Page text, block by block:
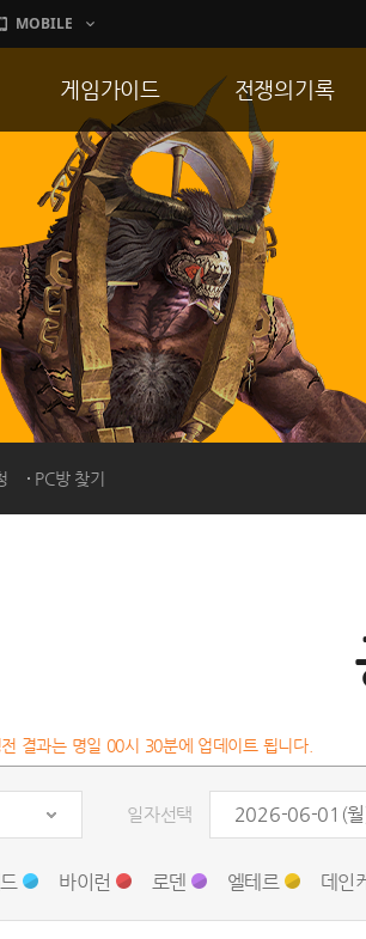
MOBILE
PC방 찾기
게임가이드
게임 특징
서버가이드
신병훈련소
세부가이드
통합보급센터
전쟁의기록
통합 길드전
공성 & 스팟
랭킹
R2Match
결과는 명일 00시 30분에 업데이트 됩니다.
일자선택 2026-06-01(
바이런 로덴 엘테르 데인케